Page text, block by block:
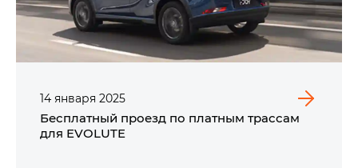
14 января 2025
Бесплатный проезд по платным трассам
для EVOLUTE